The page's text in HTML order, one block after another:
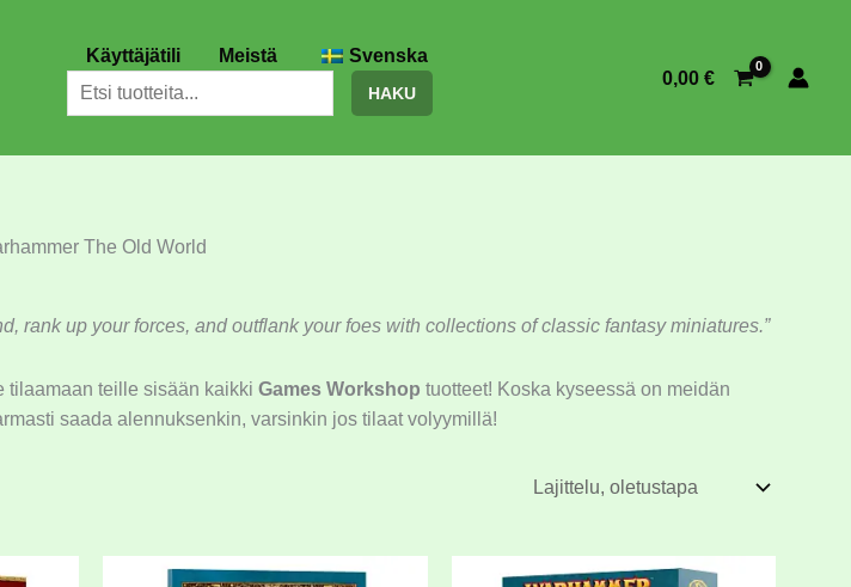
Käyttäjätili Meistä
Svenska
Etsi
HAKU
0,00 €
The Old World
rank up your forces, and outflank your foes with collections of classic fantasy miniatures.”
tilaamaan teille sisään kaikki Games Workshop tuotteet! Koska kyseessä on meidän
saada alennuksenkin, varsinkin jos tilaat volyymillä!